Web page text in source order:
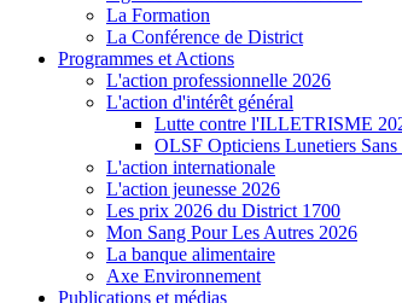
La Formation
La Conférence de District
Programmes et Actions
L'action professionnelle 2026
L'action d'intérêt général
Lutte contre l'ILLETRISME
OLSF Opticiens Lunetiers Sans
L'action internationale
L'action jeunesse 2026
Les prix 2026 du District 1700
Mon Sang Pour Les Autres 2026
La banque alimentaire
Axe Environnement
Publications et médias